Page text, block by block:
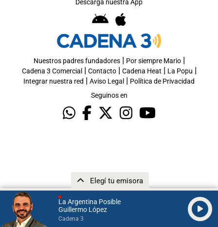
La Argentina Posible
Guillermo López
Cadena 3
Elegí tu emisora
Descargá nuestra App
Nuestros padres fundadores| Por siempre Mario|
Cadena 3 Comercial | Contacto| Cadena Heat | La Popu |
Integrar nuestra red | Aviso Legal | Política de Privacidad
Seguinos en